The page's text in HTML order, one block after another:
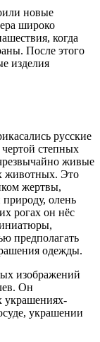
новые
широко
когда
После этого
изделия
русские
степных
живые
животных. Это
жертвы,
олень
рогах он нёс
предполагать
одежды.
изображений
Он
украшениях-
украшении